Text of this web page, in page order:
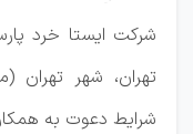
شرکت ایستا خرد
شرایط دعوت به